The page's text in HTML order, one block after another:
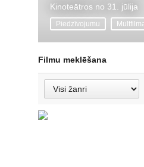
Kinoteātros no 31. jūlija
Piedzīvojumu
Filmu meklēšana